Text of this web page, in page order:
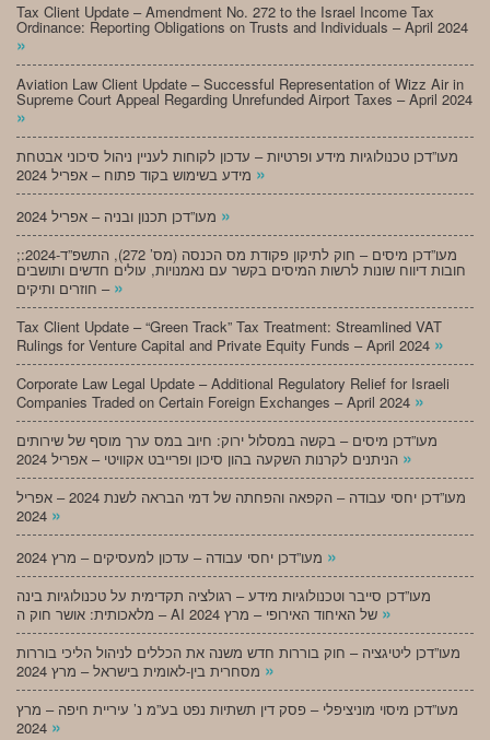
Tax Client Update – Amendment No. 272 to the Israel Income Tax
Ordinance: Reporting Obligations on Trusts and Individuals – April 2024
»
Aviation Law Client Update – Successful Representation of Wizz Air in
Supreme Court Appeal Regarding Unrefunded Airport Taxes – April 2024
»
מעו”דכן טכנולוגיות מידע ופרטיות – עדכון לקוחות לעניין ניהול סיכוני אבטחת
»
»
;מעו”דכן מיסים – חוק לתיקון פקודת מס הכנסה (מס’ 272), התשפ”ד-2024:
חובות דיווח שונות לרשות המיסים בקשר עם נאמנויות, עולים חדשים ותושבים
חוזרים ותיקים – »
Tax Client Update – “Green Track” Tax Treatment: Streamlined VAT
Rulings for Venture Capital and Private Equity Funds – April 2024 »
Corporate Law Legal Update – Additional Regulatory Relief for Israeli
Companies Traded on Certain Foreign Exchanges – April 2024 »
מעו”דכן מיסים – בקשה במסלול ירוק: חיוב במס ערך מוסף של שירותים
»
מעו”דכן יחסי עבודה – הקפאה והפחתה של דמי הבראה לשנת 2024 – אפריל
»
»
מעו”דכן סייבר וטכנולוגיות מידע – רגולציה תקדימית על טכנולוגיות בינה
»
מעו”דכן ליטיגציה – חוק בוררות חדש משנה את הכללים לניהול הליכי בוררות
»
מעו”דכן מיסוי מוניציפלי – פסק דין תשתיות נפט בע”מ נ’ עיריית חיפה – מרץ
»